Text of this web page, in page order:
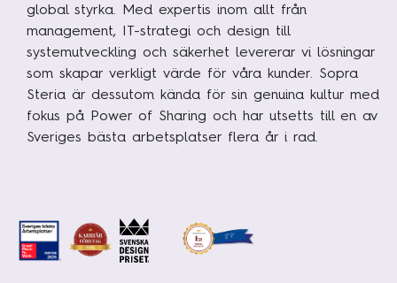
global styrka. Med expertis inom allt från
management, IT-strategi och design till
systemutveckling och säkerhet levererar vi lösningar
som skapar verkligt värde för våra kunder. Sopra
Steria är dessutom kända för sin genuina kultur med
fokus på Power of Sharing och har utsetts till en av
Sveriges bästa arbetsplatser flera år i rad.